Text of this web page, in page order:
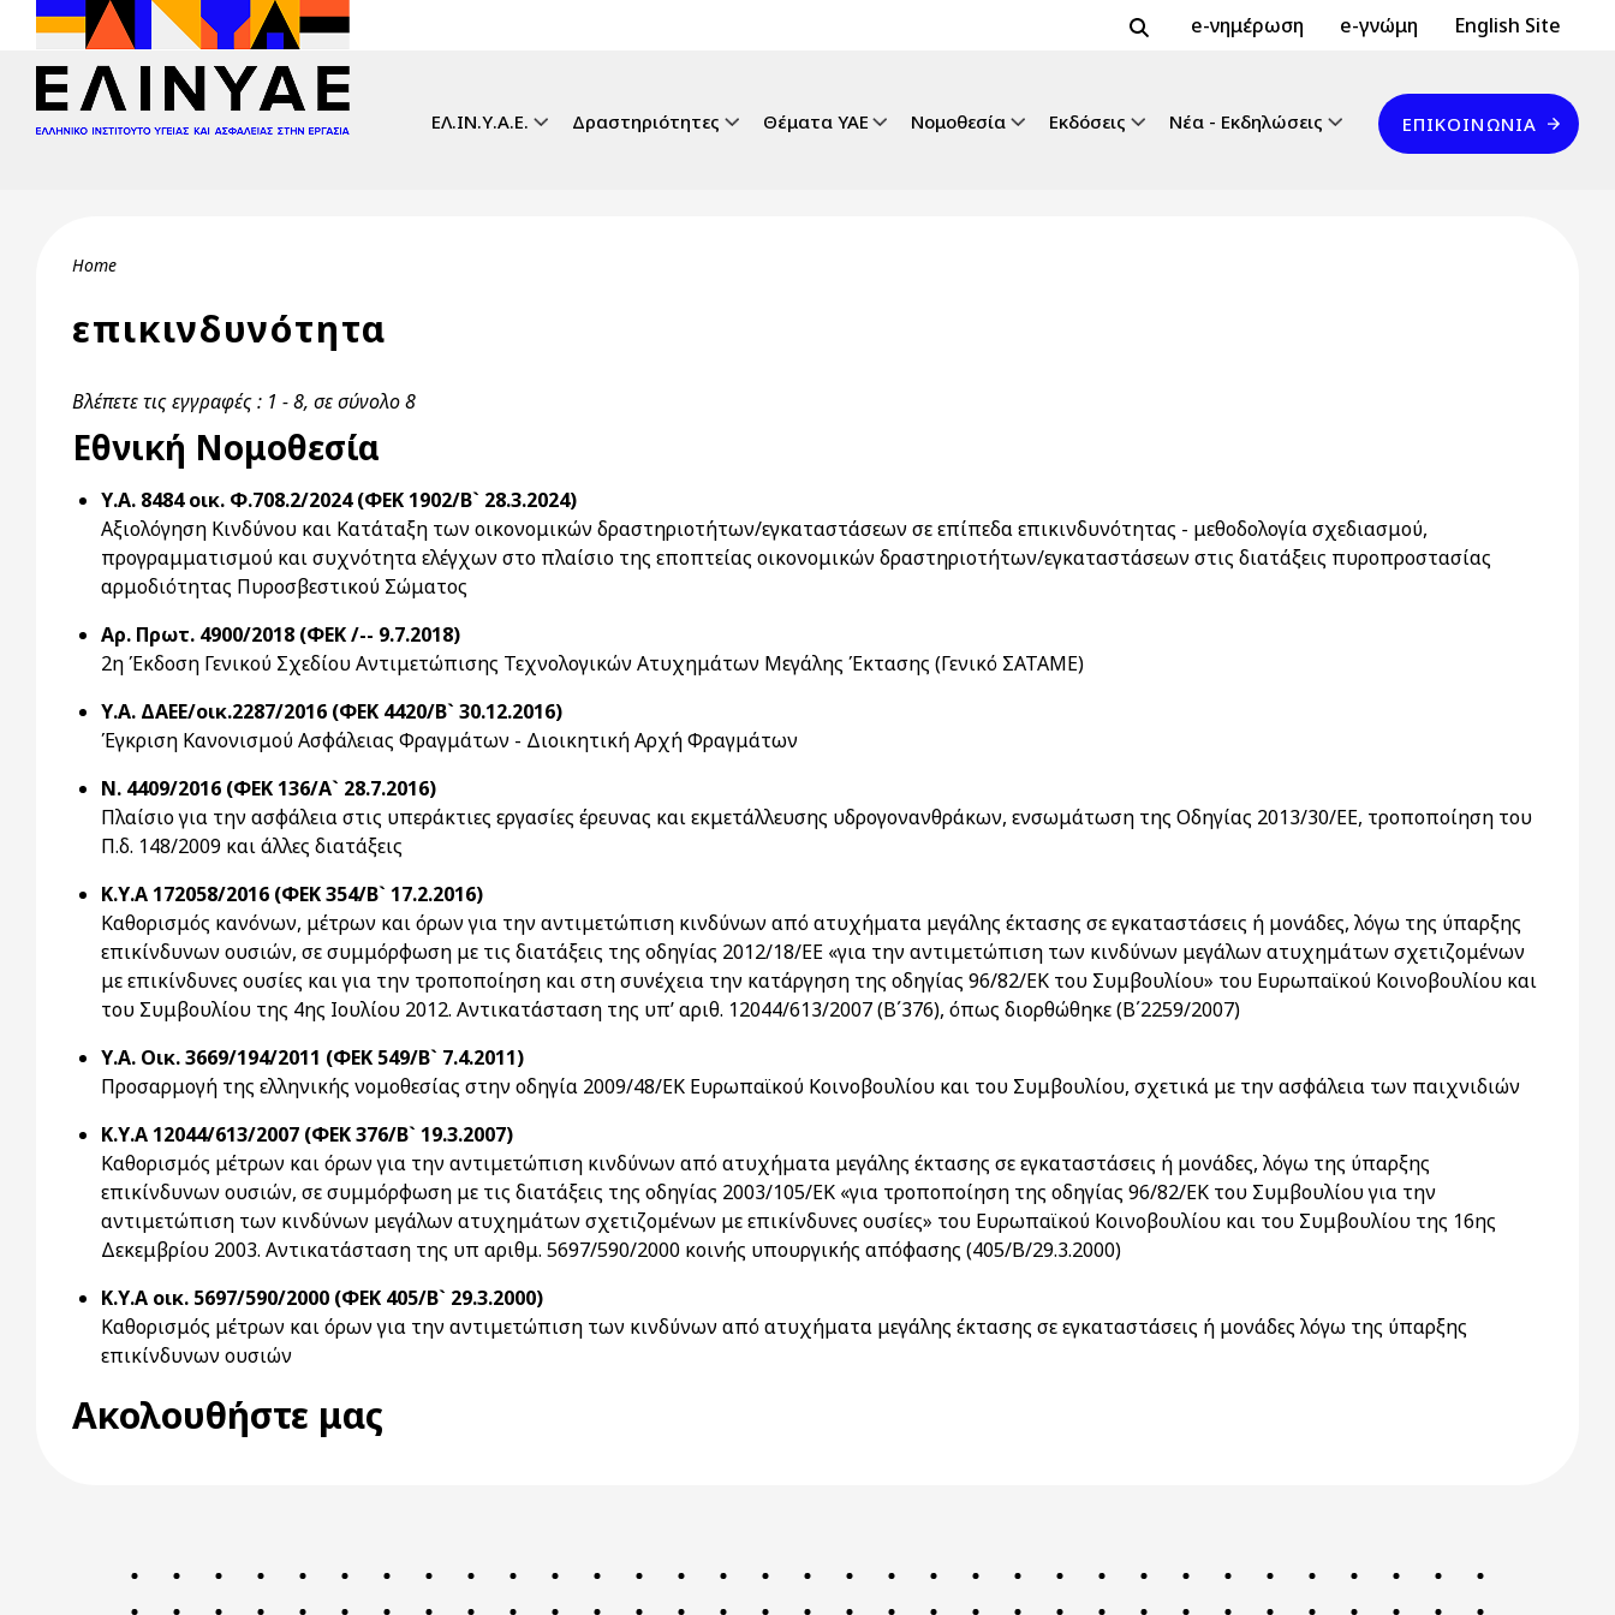
Skip to main content Header Top 2
e-νημέρωση e-γνώμη Header Top
English Site
ΕΛ.ΙΝ.Υ.Α.Ε. Δραστηριότητες Θέματα ΥΑΕ Νομοθεσία Εκδόσεις Νέα - Εκδηλώσεις
Επικοινωνία
ΕΠΙΚΟΙΝΩΝΊΑ
Breadcrumb
Home
επικινδυνότητα
Βλέπετε τις εγγραφές : 1 - 8, σε σύνολο 8
Εθνική Νομοθεσία
Υ.Α. 8484 οικ. Φ.708.2/2024 (ΦΕΚ 1902/Β` 28.3.2024)
Αξιολόγηση Κινδύνου και Κατάταξη των οικονομικών δραστηριοτήτων/εγκαταστάσεων σε επίπεδα επικινδυνότητας - μεθοδολογία σχεδιασμού,
προγραμματισμού και συχνότητα ελέγχων στο πλαίσιο της εποπτείας οικονομικών δραστηριοτήτων/εγκαταστάσεων στις διατάξεις πυροπροστασίας
αρμοδιότητας Πυροσβεστικού Σώματος
Αρ. Πρωτ. 4900/2018 (ΦΕΚ /-- 9.7.2018)
2η Έκδοση Γενικού Σχεδίου Αντιμετώπισης Τεχνολογικών Ατυχημάτων Μεγάλης Έκτασης (Γενικό ΣΑΤΑΜΕ)
Υ.Α. ΔΑΕΕ/οικ.2287/2016 (ΦΕΚ 4420/Β` 30.12.2016)
Έγκριση Κανονισμού Ασφάλειας Φραγμάτων - Διοικητική Αρχή Φραγμάτων
Ν. 4409/2016 (ΦΕΚ 136/Α` 28.7.2016)
Πλαίσιο για την ασφάλεια στις υπεράκτιες εργασίες έρευνας και εκμετάλλευσης υδρογονανθράκων, ενσωμάτωση της Οδηγίας 2013/30/ΕΕ, τροποποίηση του
Π.δ. 148/2009 και άλλες διατάξεις
Κ.Υ.Α 172058/2016 (ΦΕΚ 354/Β` 17.2.2016)
Καθορισμός κανόνων, μέτρων και όρων για την αντιμετώπιση κινδύνων από ατυχήματα μεγάλης έκτασης σε εγκαταστάσεις ή μονάδες, λόγω της ύπαρξης
επικίνδυνων ουσιών, σε συμμόρφωση με τις διατάξεις της οδηγίας 2012/18/ΕΕ «για την αντιμετώπιση των κινδύνων μεγάλων ατυχημάτων σχετιζομένων
με επικίνδυνες ουσίες και για την τροποποίηση και στη συνέχεια την κατάργηση της οδηγίας 96/82/ΕΚ του Συμβουλίου» του Ευρωπαϊκού Κοινοβουλίου και
του Συμβουλίου της 4ης Ιουλίου 2012. Αντικατάσταση της υπ’ αριθ. 12044/613/2007 (Β΄376), όπως διορθώθηκε (Β΄2259/2007)
Υ.Α. Οικ. 3669/194/2011 (ΦΕΚ 549/Β` 7.4.2011)
Προσαρμογή της ελληνικής νομοθεσίας στην οδηγία 2009/48/ΕΚ Ευρωπαϊκού Κοινοβουλίου και του Συμβουλίου, σχετικά με την ασφάλεια των παιχνιδιών
Κ.Υ.Α 12044/613/2007 (ΦΕΚ 376/Β` 19.3.2007)
Καθορισμός μέτρων και όρων για την αντιμετώπιση κινδύνων από ατυχήματα μεγάλης έκτασης σε εγκαταστάσεις ή μονάδες, λόγω της ύπαρξης
επικίνδυνων ουσιών, σε συμμόρφωση με τις διατάξεις της οδηγίας 2003/105/ΕΚ «για τροποποίηση της οδηγίας 96/82/ΕΚ του Συμβουλίου για την
αντιμετώπιση των κινδύνων μεγάλων ατυχημάτων σχετιζομένων με επικίνδυνες ουσίες» του Ευρωπαϊκού Κοινοβουλίου και του Συμβουλίου της 16ης
Δεκεμβρίου 2003. Αντικατάσταση της υπ αριθμ. 5697/590/2000 κοινής υπουργικής απόφασης (405/Β/29.3.2000)
Κ.Υ.Α οικ. 5697/590/2000 (ΦΕΚ 405/Β` 29.3.2000)
Καθορισμός μέτρων και όρων για την αντιμετώπιση των κινδύνων από ατυχήματα μεγάλης έκτασης σε εγκαταστάσεις ή μονάδες λόγω της ύπαρξης
επικίνδυνων ουσιών
Ακολουθήστε μας